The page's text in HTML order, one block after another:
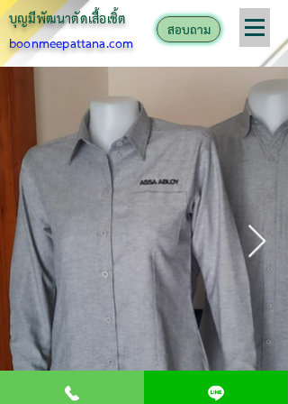
บุญมีพัฒนาตัดเสื้อเชิ้ต
boonmeepattana.com
สอบถาม